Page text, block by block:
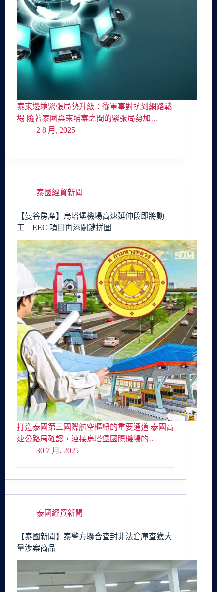
泰柬邊境緊張局勢升級：從軍事對抗到網路戰
場 隨著泰國與柬埔寨之間的緊張局勢加…
2 8 月, 2025
泰國經貿新聞
【曼谷房產】烏塔堡機場高速延伸段即將動
工 EEC 項目再添關鍵拼圖
打造泰國第三國際航空樞紐的重要通道 泰國高
速公路局確認，連接烏塔堡國際機場的…
30 7 月, 2025
泰國經貿新聞
【泰國新聞】泰警方聯合查封非法倉庫查獲大
量涉案商品